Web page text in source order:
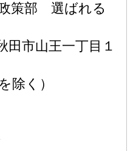
策部 選ばれる
田市山王一丁目１
除く）